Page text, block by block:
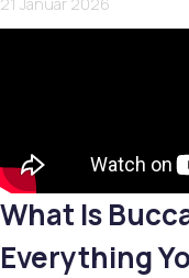
What Is
Everything